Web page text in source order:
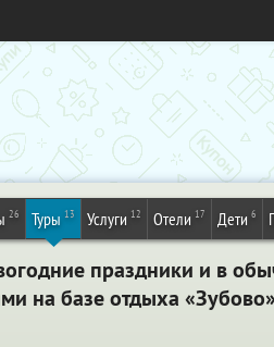
26 Туры 13 Услуги 12 Отели 17 Дети 6
праздники и в
на базе отдыха